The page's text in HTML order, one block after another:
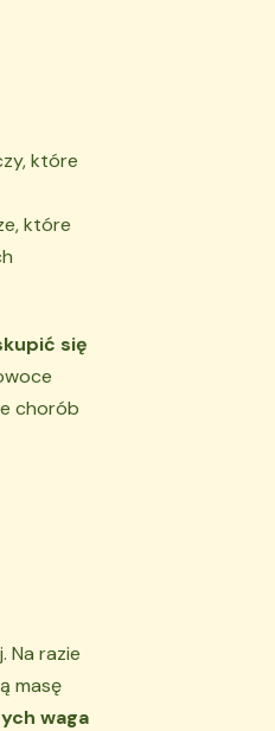
które
które
się
chorób
Na razie
masę
waga